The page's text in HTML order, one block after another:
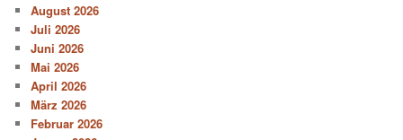
August 2026
Juli 2026
Juni 2026
Mai 2026
April 2026
März 2026
Februar 2026